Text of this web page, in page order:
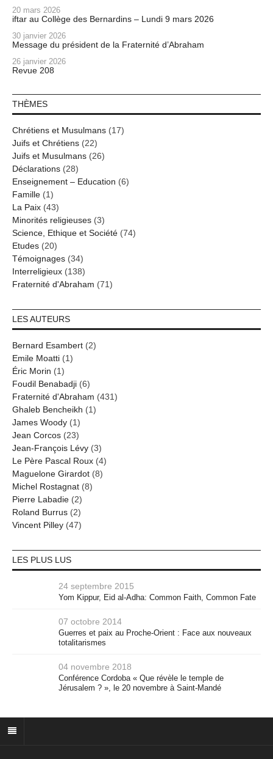
20 mars 2026
iftar au Collège des Bernardins – Lundi 9 mars 2026
30 janvier 2026
Message du président de la Fraternité d’Abraham
26 janvier 2026
Revue 208
THÈMES
Chrétiens et Musulmans (17)
Juifs et Chrétiens (22)
Juifs et Musulmans (26)
Déclarations (28)
Enseignement – Education (6)
Famille (1)
La Paix (43)
Minorités religieuses (3)
Science, Ethique et Société (74)
Etudes (20)
Témoignages (34)
Interreligieux (138)
Fraternité d'Abraham (71)
LES AUTEURS
Bernard Esambert (2)
Emile Moatti (1)
Éric Morin (1)
Foudil Benabadji (6)
Fraternité d'Abraham (431)
Ghaleb Bencheikh (1)
James Woody (1)
Jean Corcos (23)
Jean-François Lévy (3)
Le Père Pascal Roux (4)
Maguelone Girardot (8)
Michel Rostagnat (8)
Pierre Labadie (2)
Roland Burrus (2)
Vincent Pilley (47)
LES PLUS LUS
24 septembre 2015
Yom Kippur, Eid al-Adha: Common Faith, Common Fate
07 octobre 2014
Guerres et paix au Proche-Orient : Face aux nouveaux
totalitarismes
04 novembre 2018
Conférence Cordoba « Que révèle le temple de
Jérusalem ? », le 20 novembre à Saint-Mandé